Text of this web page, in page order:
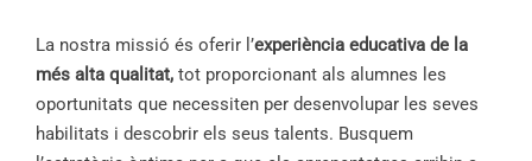
La nostra missió és oferir l’experiència educativa de la
més alta qualitat, tot proporcionant als alumnes les
oportunitats que necessiten per desenvolupar les seves
habilitats i descobrir els seus talents. Busquem